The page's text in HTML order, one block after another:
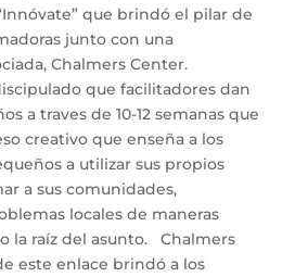
que brindó el pilar de
junto con una
Chalmers Center.
que facilitadores dan
a traves de 10-12 semanas que
creativo que enseña a los
a utilizar sus propios
a sus comunidades,
locales de maneras
la raíz del asunto. Chalmers
este enlace brindó a los